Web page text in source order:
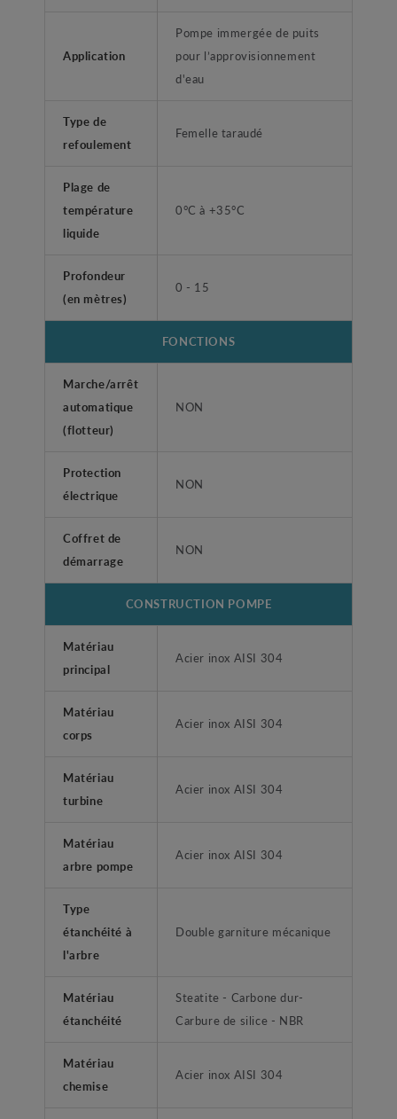
Application
Pompe immergée de puits
pour l’approvisionnement
d'eau
Type de
refoulement
Femelle taraudé
Plage de
température
liquide
0°C à +35°C
Profondeur
(en mètres)
0 - 15
FONCTIONS
Marche/arrêt
automatique
(flotteur)
NON
Protection
électrique
NON
Coffret de
démarrage
NON
CONSTRUCTION POMPE
Matériau
principal
Acier inox AISI 304
Matériau
corps
Acier inox AISI 304
Matériau
turbine
Acier inox AISI 304
Matériau
arbre pompe
Acier inox AISI 304
Type
étanchéité à
l'arbre
Double garniture mécanique
Matériau
étanchéité
Steatite - Carbone dur-
Carbure de silice - NBR
Matériau
chemise
Acier inox AISI 304